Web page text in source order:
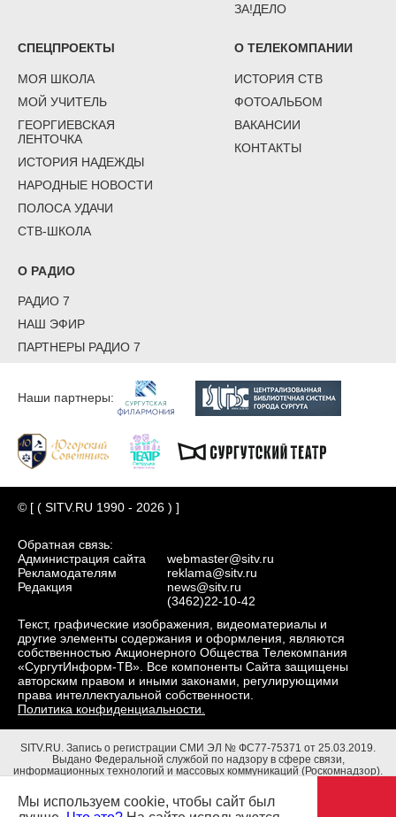
ЗА!ДЕЛО
СПЕЦПРОЕКТЫ
МОЯ ШКОЛА
МОЙ УЧИТЕЛЬ
ГЕОРГИЕВСКАЯ
ЛЕНТОЧКА
ИСТОРИЯ НАДЕЖДЫ
НАРОДНЫЕ НОВОСТИ
ПОЛОСА УДАЧИ
СТВ-ШКОЛА
О ТЕЛЕКОМПАНИИ
ИСТОРИЯ СТВ
ФОТОАЛЬБОМ
ВАКАНСИИ
КОНТАКТЫ
О РАДИО
РАДИО 7
НАШ ЭФИР
ПАРТНЕРЫ РАДИО 7
Наши партнеры:
© [ ( SITV.RU 1990 - 2026 ) ]
Обратная связь:
Администрация сайта
Рекламодателям
Редакция
webmaster@sitv.ru
reklama@sitv.ru
news@sitv.ru
(3462)22-10-42
Текст, графические изображения, видеоматериалы и
другие элементы содержания и оформления, являются
собственностью Акционерного Общества Телекомпания
«СургутИнформ-ТВ». Все компоненты Сайта защищены
авторским правом и иными законами, регулирующими
права интеллектуальной собственности.
Политика конфиденциальности.
SITV.RU. Запись о регистрации СМИ ЭЛ № ФС77-75371 от 25.03.2019.
Выдано Федеральной службой по надзору в сфере связи,
информационных технологий и массовых коммуникаций (Роскомнадзор).
Адрес редакции: 628403, Тюменская обл., ХМАО - Югра, г. Сургут, ул.
Маяковского, д. 16. Главный редактор: Чубенко В.Л.
Мы используем cookie, чтобы сайт был